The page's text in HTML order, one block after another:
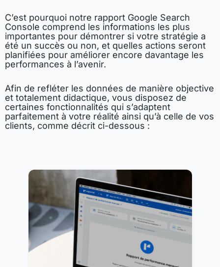
C’est pourquoi notre rapport Google Search
Console comprend les informations les plus
importantes pour démontrer si votre stratégie a
été un succès ou non, et quelles actions seront
planifiées pour améliorer encore davantage les
performances à l’avenir.
Afin de refléter les données de manière objective
et totalement didactique, vous disposez de
certaines fonctionnalités qui s’adaptent
parfaitement à votre réalité ainsi qu’à celle de vos
clients, comme décrit ci-dessous :